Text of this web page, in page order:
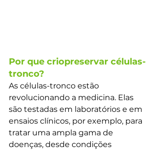
Por que criopreservar células-
tronco?
As células-tronco estão
revolucionando a medicina. Elas
são testadas em laboratórios e em
ensaios clínicos, por exemplo, para
tratar uma ampla gama de
doenças, desde condições